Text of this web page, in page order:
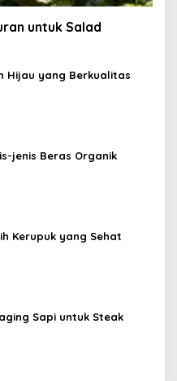
untuk Salad
Hijau yang Berkualitas
jenis Beras Organik
Kerupuk yang Sehat
Sapi untuk Steak